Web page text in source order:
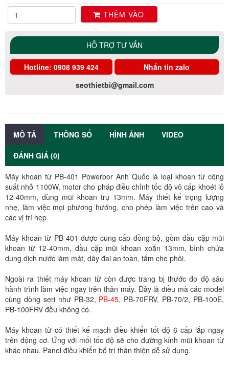
THÊM VÀO
HỖ TRỢ TƯ VẤN
Hotline: 0908 939 424
Nhắn tin zalo
seothietbi@gmail.com
MÔ TẢ THÔNG SỐ HÌNH ẢNH VIDEO
ĐÁNH GIÁ (0)
Máy khoan từ PB-401 Powerbor Anh Quốc là loại khoan từ công
suất nhỏ 1100W, motor cho pháp điều chỉnh tốc độ vô cấp khoét lỗ
12-40mm, dùng mũi khoan trụ 13mm. Máy thiết kế trọng lượng
nhẹ, làm việc mọi phương hướng, cho phép làm việc trên cao và
các vị trí hẹp.
Máy khoan từ PB-401 được cung cấp đồng bộ, gồm đầu cặp mũi
khoan từ 12-40mm, đầu cặp mũi khoan xoắn 13mm, bình chứa
dung dịch nước làm mát, dây đai an toàn, tấm che phôi.
Ngoài ra thiết máy khoan từ còn được trang bị thước đo độ sâu
hành trình làm việc ngay trên thân máy. Đây là điều mà các model
cùng dòng seri như PB-32, PB-45, PB-70FRV, PB-70/2, PB-100E,
PB-100FRV đều không có.
Máy khoan từ có thiết kế mạch điều khiển tốt độ 6 cấp lắp ngay
trên động cơ. Ứng với mổi tốc độ sẽ cho đường kính mũi khoan từ
khác nhau. Panel điều khiển bố trí thân thiện dễ sử dụng.